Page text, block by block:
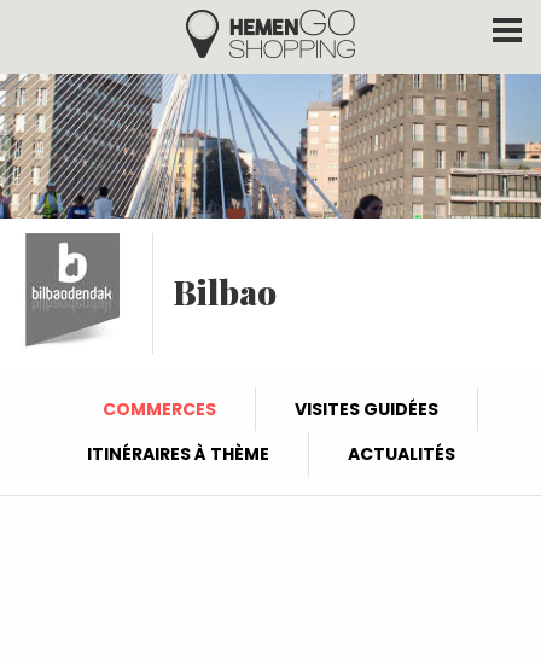
Aller au contenu principal
Hemengo Shopping
Bilbao
COMMERCES
VISITES GUIDÉES
ITINÉRAIRES À THÈME
ACTUALITÉS